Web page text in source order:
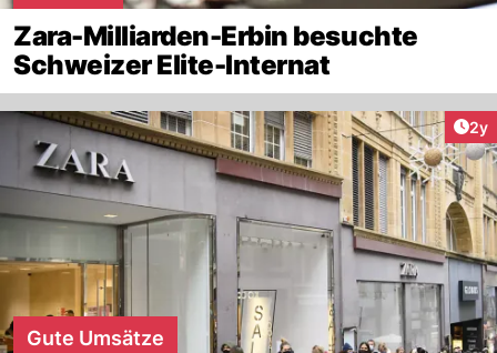
Zara-Milliarden-Erbin besuchte
Schweizer Elite-Internat
2y
Gute Umsätze